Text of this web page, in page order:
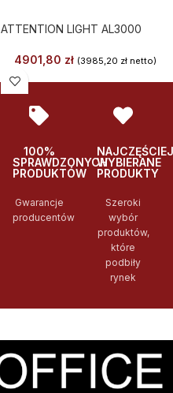
ATTENTION LIGHT AL3000
4901,80 zł (3985,20 złnetto)
100%
SPRAWDZONYCH
PRODUKTÓW
Gwarancje
producentów
NAJCZĘŚCIEJ
WYBIERANE
PRODUKTY
Szeroki
wybór
produktów,
które
podbiły
rynek